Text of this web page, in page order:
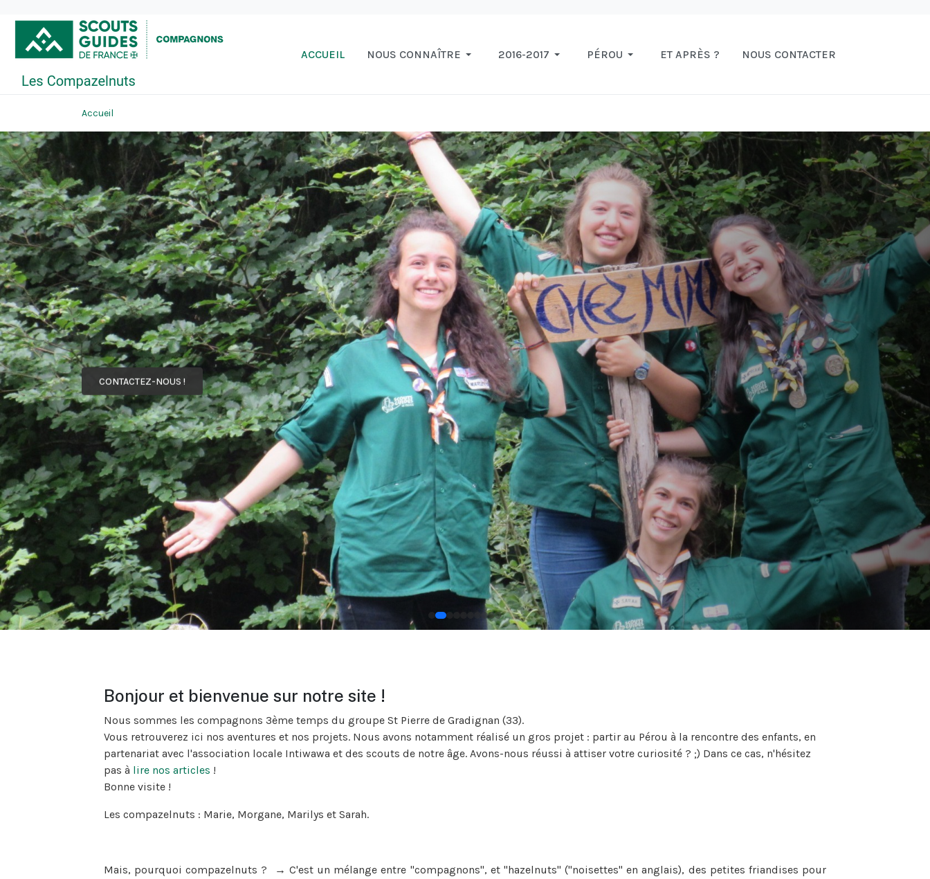
ACCUEIL NOUS CONNAÎTRE 2016-2017 PÉROU ET APRÈS ? NOUS CONTACTER
Accueil
CONTACTEZ-NOUS !
Bonjour et bienvenue sur notre site !
Nous sommes les compagnons 3ème temps du groupe St Pierre de Gradignan (33).
Vous retrouverez ici nos aventures et nos projets. Nous avons notamment réalisé un gros projet : partir au Pérou à la rencontre des enfants, en
partenariat avec l'association locale Intiwawa et des scouts de notre âge. Avons-nous réussi à attiser votre curiosité ? ;) Dans ce cas, n'hésitez
pas à lire nos articles !
Bonne visite !
Les compazelnuts : Marie, Morgane, Marilys et Sarah.
Mais, pourquoi compazelnuts ? → C'est un mélange entre "compagnons", et "hazelnuts" ("noisettes" en anglais), des petites friandises pour